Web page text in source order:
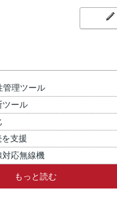
管理ツール
ツール
支援
対応無線機
もっと読む